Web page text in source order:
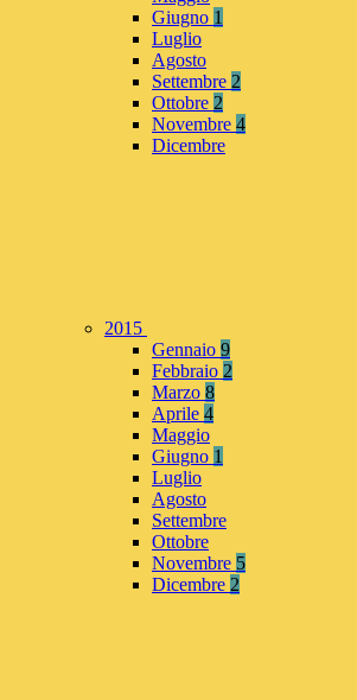
Giugno 1
Luglio
Agosto
Settembre 2
Ottobre 2
Novembre 4
Dicembre
2015
Gennaio 9
Febbraio 2
Marzo 8
Aprile 4
Maggio
Giugno 1
Luglio
Agosto
Settembre
Ottobre
Novembre 5
Dicembre 2